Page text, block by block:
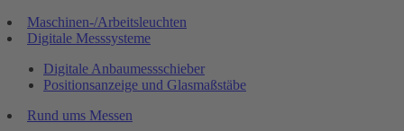
Maschinen-/Arbeitsleuchten
Digitale Messsysteme
Digitale Anbaumessschieber
Positionsanzeige und Glasmaßstäbe
Rund ums Messen